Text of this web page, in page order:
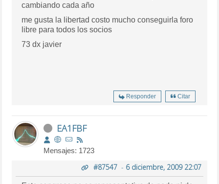
cambiando cada año
me gusta la libertad costo mucho conseguirla foro
libre para todos los socios
73 dx javier
Responder Citar
EA1FBF
Mensajes: 1723
#87547- 6 diciembre, 2009 22:07